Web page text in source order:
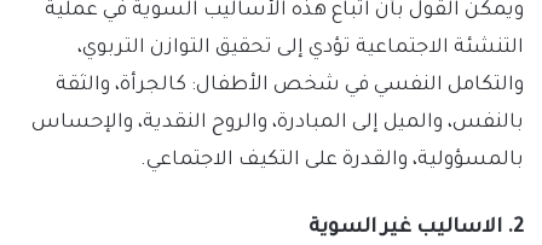
ويمكن القول بأن اتباع هذه الأساليب السوية في عملية
التنشئة الاجتماعية تؤدي إلى تحقيق التوازن التربوي،
والتكامل النفسي في شخص الأطفال: كالجرأة، والثقة
بالنفس، والميل إلى المبادرة، والروح النقدية، والإحساس
بالمسؤولية، والقدرة على التكيف الاجتماعي.
2. الاساليب غير السوية